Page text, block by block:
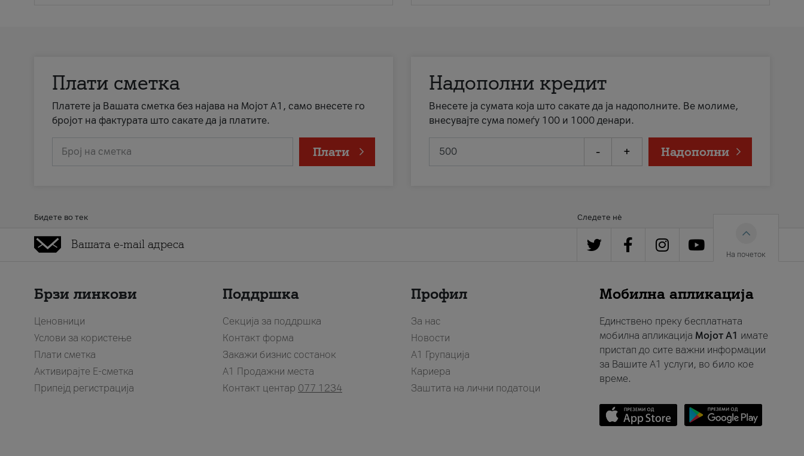
Плати сметка
Платете ја Вашата сметка без најава на Мојот А1, само внесете го
бројот на фактурата што сакате да ја платите.
Број на сметка Плати
Надополни кредит
Внесете ја сумата која што сакате да ја надополните. Ве молиме,
внесувајте сума помеѓу 100 и 1000 денари.
- + Надополни
Бидете во тек Следете нè
На почеток
Брзи линкови
Ценовници
Услови за користење
Плати сметка
Активирајте Е-сметка
Припејд регистрација
Поддршка
Секција за поддршка
Контакт форма
Закажи бизнис состанок
A1 Продажни места
Контакт центар 077 1234
Профил
За нас
Новости
А1 Групација
Кариера
Заштита на лични податоци
Мобилна апликација
Единствено преку бесплатната
мобилна апликација Мојот A1 имате
пристап до сите важни информации
за Вашите A1 услуги, во било кое
време.